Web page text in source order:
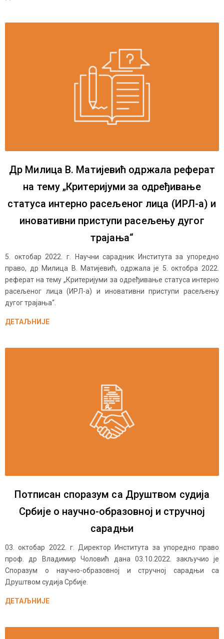
Др Милица В. Матијевић одржала реферат
на тему „Критеријуми за одређивање
статуса интерно расељеног лица (ИРЛ-а) и
иновативни приступи расељењу дугог
трајања“
5. октобар 2022. г. Научни сарадник Института за упоредно
право, др Милица В. Матијевић, одржала је 5. октобра 2022.
реферат на тему „Критеријуми за одређивање статуса интерно
расељеног лица (ИРЛ-а) и иновативни приступи расељењу
дугог трајања“.
ДЕТАЉНИЈЕ
Потписан споразум са Друштвом судија
Србије о научно-образовној и стручној
сарадњи
03. октобар 2022. г. Директор Института за упоредно право
проф. др Владимир Чоловић дана 03.10.2022. закључио је
Споразум о научно-образовној и стручној сарадњи са
Друштвом судија Србије.
ДЕТАЉНИЈЕ